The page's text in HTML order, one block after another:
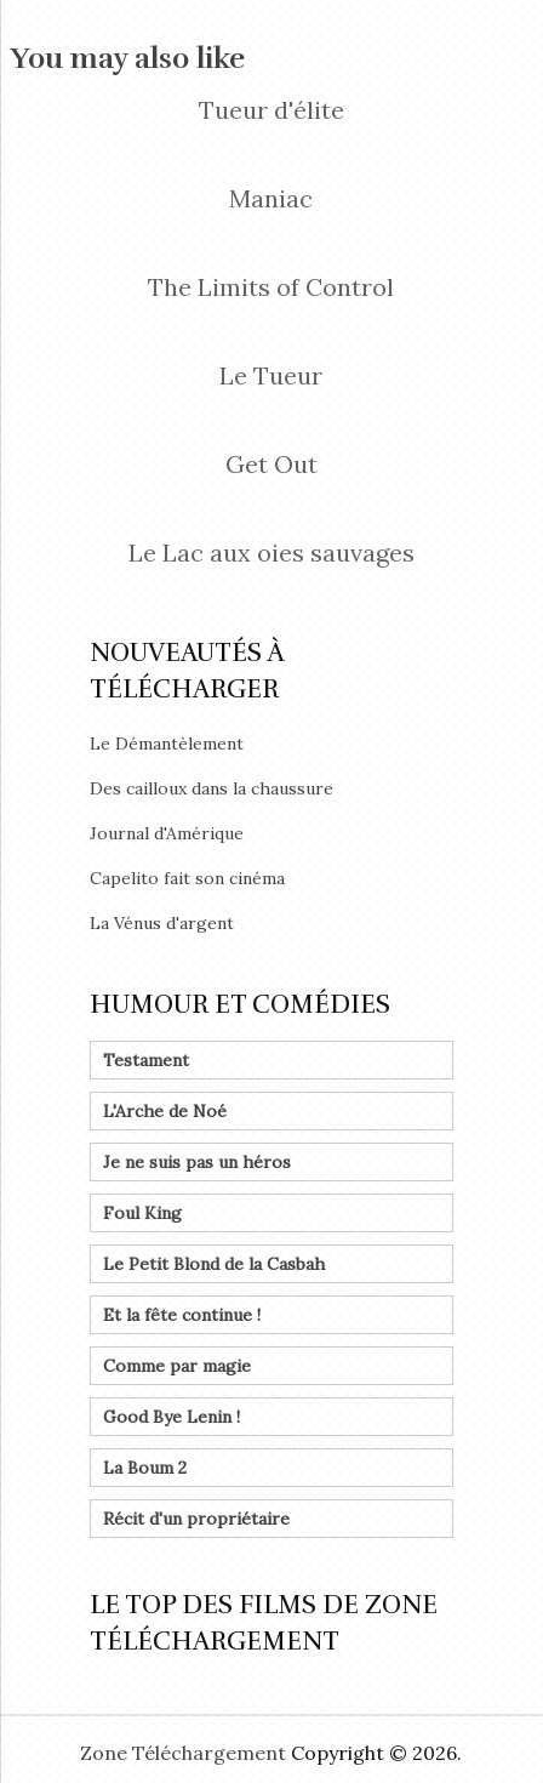
You may also like
Tueur d'élite
Maniac
The Limits of Control
Le Tueur
Get Out
Le Lac aux oies sauvages
NOUVEAUTÉS À
TÉLÉCHARGER
Le Démantèlement
Des cailloux dans la chaussure
Journal d'Amérique
Capelito fait son cinéma
La Vénus d'argent
HUMOUR ET COMÉDIES
Testament
L'Arche de Noé
Je ne suis pas un héros
Foul King
Le Petit Blond de la Casbah
Et la fête continue !
Comme par magie
Good Bye Lenin !
La Boum 2
Récit d'un propriétaire
LE TOP DES FILMS DE ZONE
TÉLÉCHARGEMENT
Zone Téléchargement Copyright © 2026.